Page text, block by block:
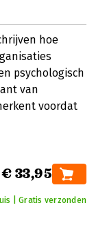
hoe
psychologisch
van
voordat
€ 33,95
| Gratis verzonden